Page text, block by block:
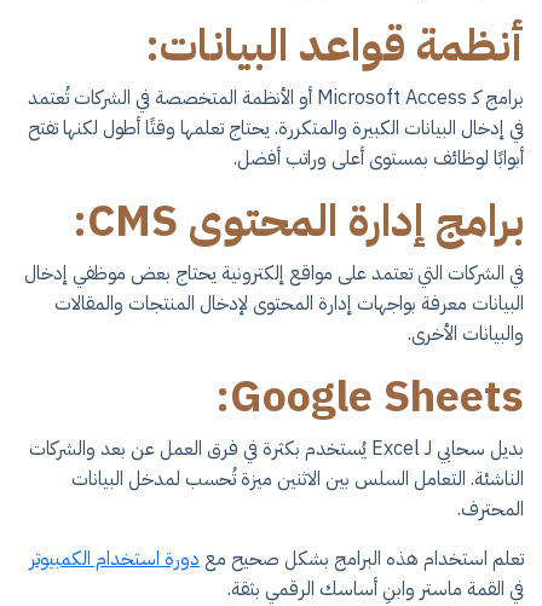
أنظمة قواعد البيانات:
برامج كـ Microsoft Access أو الأنظمة المتخصصة في الشركات تُعتمد
في إدخال البيانات الكبيرة والمتكررة. يحتاج تعلمها وقتًا أطول لكنها تفتح
أبوابًا لوظائف بمستوى أعلى وراتب أفضل.
برامج إدارة المحتوى CMS:
في الشركات التي تعتمد على مواقع إلكترونية يحتاج بعض موظفي إدخال
البيانات معرفة بواجهات إدارة المحتوى لإدخال المنتجات والمقالات
والبيانات الأخرى.
Google Sheets:
بديل سحابي لـ Excel يُستخدم بكثرة في فرق العمل عن بعد والشركات
الناشئة. التعامل السلس بين الاثنين ميزة تُحسب لمدخل البيانات
المحترف.
تعلم استخدام هذه البرامج بشكل صحيح معدورة استخدام الكمبيوتر
في القمة ماستر وابنِ أساسك الرقمي بثقة.